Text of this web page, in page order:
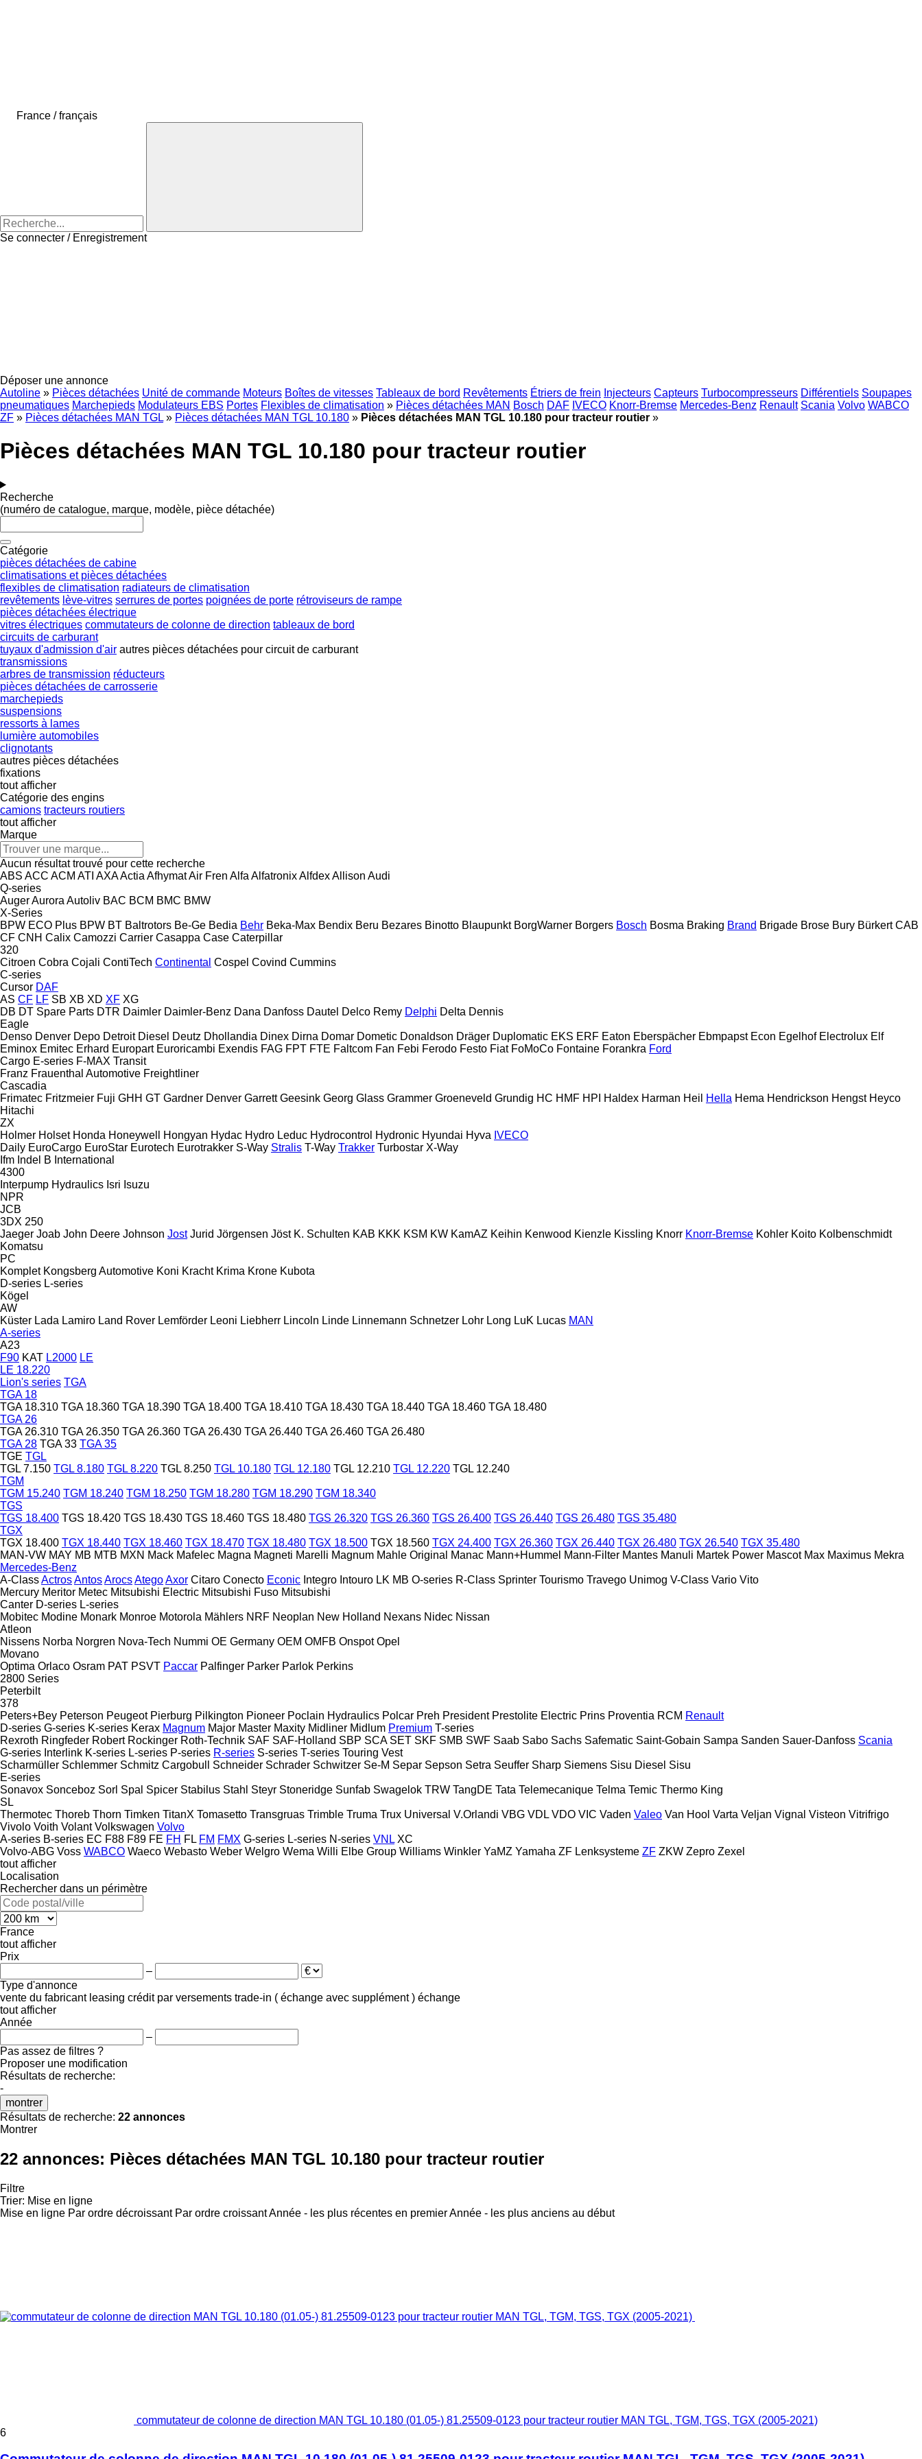
France / français
Se connecter / Enregistrement
Déposer une annonce
Autoline » Pièces détachées Unité de commande Moteurs Boîtes de vitesses Tableaux de bord Revêtements Étriers de frein Injecteurs Capteurs Turbocompresseurs Différentiels Soupapes
pneumatiques Marchepieds Modulateurs EBS Portes Flexibles de climatisation » Pièces détachées MAN Bosch DAF IVECO Knorr-Bremse Mercedes-Benz Renault Scania Volvo WABCO
ZF » Pièces détachées MAN TGL » Pièces détachées MAN TGL 10.180 » Pièces détachées MAN TGL 10.180 pour tracteur routier »
Pièces détachées MAN TGL 10.180 pour tracteur routier
Recherche
(numéro de catalogue, marque, modèle, pièce détachée)
Catégorie
pièces détachées de cabine
climatisations et pièces détachées
flexibles de climatisation radiateurs de climatisation
revêtements lève-vitres serrures de portes poignées de porte rétroviseurs de rampe
pièces détachées électrique
vitres électriques commutateurs de colonne de direction tableaux de bord
circuits de carburant
tuyaux d'admission d'air autres pièces détachées pour circuit de carburant
transmissions
arbres de transmission réducteurs
pièces détachées de carrosserie
marchepieds
suspensions
ressorts à lames
lumière automobiles
clignotants
autres pièces détachées
fixations
tout afficher
Catégorie des engins
camions tracteurs routiers
tout afficher
Marque
Aucun résultat trouvé pour cette recherche
ABS ACC ACM ATI AXAActia AfhymatAir Fren Alfa AlfatronixAlfdexAllison Audi
Q-series
AugerAurora Autoliv BAC BCM BMC BMW
X-Series
BPW ECO Plus BPW BT Baltrotors Be-Ge Bedia Behr Beka-Max Bendix Beru Bezares Binotto Blaupunkt BorgWarner Borgers Bosch Bosma Braking Brand Brigade Brose Bury Bürkert CAB
CF CNH Calix Camozzi Carrier Casappa Case Caterpillar
320
Citroen Cobra Cojali ContiTech Continental Cospel Covind Cummins
C-series
Cursor DAF
AS CF LF SB XB XD XF XG
DB DT Spare Parts DTR Daimler Daimler-Benz Dana Danfoss Dautel Delco Remy Delphi Delta Dennis
Eagle
Denso Denver Depo Detroit Diesel Deutz Dhollandia Dinex Dirna Domar Dometic Donaldson Dräger Duplomatic EKS ERF Eaton Eberspächer Ebmpapst Econ Egelhof Electrolux Elf
Eminox Emitec Erhard Europart Euroricambi Exendis FAG FPT FTE Faltcom Fan Febi Ferodo Festo Fiat FoMoCo Fontaine Forankra Ford
Cargo E-series F-MAX Transit
Franz Frauenthal Automotive Freightliner
Cascadia
Frimatec Fritzmeier Fuji GHH GT Gardner Denver Garrett Geesink Georg Glass Grammer Groeneveld Grundig HC HMF HPI Haldex Harman Heil Hella Hema Hendrickson Hengst Heyco
Hitachi
ZX
Holmer Holset Honda Honeywell Hongyan Hydac Hydro Leduc Hydrocontrol Hydronic Hyundai Hyva IVECO
Daily EuroCargo EuroStar Eurotech Eurotrakker S-Way Stralis T-Way Trakker Turbostar X-Way
Ifm Indel B International
4300
Interpump Hydraulics Isri Isuzu
NPR
JCB
3DX 250
Jaeger Joab John Deere Johnson Jost Jurid Jörgensen Jöst K. Schulten KAB KKK KSM KW KamAZ Keihin Kenwood Kienzle Kissling Knorr Knorr-Bremse Kohler Koito Kolbenschmidt
Komatsu
PC
Komplet Kongsberg Automotive Koni Kracht Krima Krone Kubota
D-series L-series
Kögel
AW
Küster Lada Lamiro Land Rover Lemförder Leoni Liebherr Lincoln Linde Linnemann Schnetzer Lohr Long LuK Lucas MAN
A-series
A23
F90 KAT L2000 LE
LE 18.220
Lion's series TGA
TGA 18
TGA 18.310 TGA 18.360 TGA 18.390 TGA 18.400 TGA 18.410 TGA 18.430 TGA 18.440 TGA 18.460 TGA 18.480
TGA 26
TGA 26.310 TGA 26.350 TGA 26.360 TGA 26.430 TGA 26.440 TGA 26.460 TGA 26.480
TGA 28 TGA 33 TGA 35
TGE TGL
TGL 7.150 TGL 8.180 TGL 8.220 TGL 8.250 TGL 10.180 TGL 12.180 TGL 12.210 TGL 12.220 TGL 12.240
TGM
TGM 15.240 TGM 18.240 TGM 18.250 TGM 18.280 TGM 18.290 TGM 18.340
TGS
TGS 18.400 TGS 18.420 TGS 18.430 TGS 18.460 TGS 18.480 TGS 26.320 TGS 26.360 TGS 26.400 TGS 26.440 TGS 26.480 TGS 35.480
TGX
TGX 18.400 TGX 18.440 TGX 18.460 TGX 18.470 TGX 18.480 TGX 18.500 TGX 18.560 TGX 24.400 TGX 26.360 TGX 26.440 TGX 26.480 TGX 26.540 TGX 35.480
MAN-VW MAY MB MTB MXN Mack Mafelec Magna Magneti Marelli Magnum Mahle Original Manac Mann+Hummel Mann-Filter Mantes Manuli Martek Power Mascot Max Maximus Mekra
Mercedes-Benz
A-ClassActrosAntosArocsAtegoAxor Citaro Conecto Econic Integro Intouro LK MB O-series R-Class Sprinter Tourismo Travego Unimog V-Class Vario Vito
Mercury Meritor Metec Mitsubishi Electric Mitsubishi Fuso Mitsubishi
Canter D-series L-series
Mobitec Modine Monark Monroe Motorola Mählers NRF Neoplan New Holland Nexans Nidec Nissan
Atleon
Nissens Norba Norgren Nova-Tech Nummi OE Germany OEM OMFB Onspot Opel
Movano
Optima Orlaco Osram PAT PSVT Paccar Palfinger Parker Parlok Perkins
2800 Series
Peterbilt
378
Peters+Bey Peterson Peugeot Pierburg Pilkington Pioneer Poclain Hydraulics Polcar Preh President Prestolite Electric Prins Proventia RCM Renault
D-series G-series K-series Kerax Magnum Major Master Maxity Midliner Midlum Premium T-series
Rexroth Ringfeder Robert Rockinger Roth-Technik SAF SAF-Holland SBP SCA SET SKF SMB SWF Saab Sabo Sachs Safematic Saint-Gobain Sampa Sanden Sauer-Danfoss Scania
G-series Interlink K-series L-series P-series R-series S-series T-series Touring Vest
Scharmüller Schlemmer Schmitz Cargobull Schneider Schrader Schwitzer Se-M Separ Sepson Setra Seuffer Sharp Siemens Sisu Diesel Sisu
E-series
Sonavox Sonceboz Sorl Spal Spicer Stabilus Stahl Steyr Stoneridge Sunfab Swagelok TRW TangDE Tata Telemecanique Telma Temic Thermo King
SL
Thermotec Thoreb Thorn Timken TitanX Tomasetto Transgruas Trimble Truma Trux Universal V.Orlandi VBG VDL VDO VIC Vaden Valeo Van Hool Varta Veljan Vignal Visteon Vitrifrigo
Vivolo Voith Volant Volkswagen Volvo
A-series B-series EC F88 F89 FE FH FL FM FMX G-series L-series N-series VNL XC
Volvo-ABG Voss WABCO Waeco Webasto Weber Welgro Wema Willi Elbe Group Williams Winkler YaMZ Yamaha ZF Lenksysteme ZF ZKW Zepro Zexel
tout afficher
Localisation
Rechercher dans un périmètre
France
tout afficher
Prix
–
Type d'annonce
vente du fabricant leasing crédit par versements trade-in ( échange avec supplément ) échange
tout afficher
Année
–
Pas assez de filtres ?
Proposer une modification
Résultats de recherche:
-
montrer
Résultats de recherche: 22 annonces
Montrer
22 annonces: Pièces détachées MAN TGL 10.180 pour tracteur routier
Filtre
Trier: Mise en ligne
Mise en ligne Par ordre décroissant Par ordre croissantAnnée - les plus récentes en premierAnnée - les plus anciens au début
commutateur de colonne de direction MAN TGL 10.180 (01.05-) 81.25509-0123 pour tracteur routier MAN TGL, TGM, TGS, TGX (2005-2021)
6